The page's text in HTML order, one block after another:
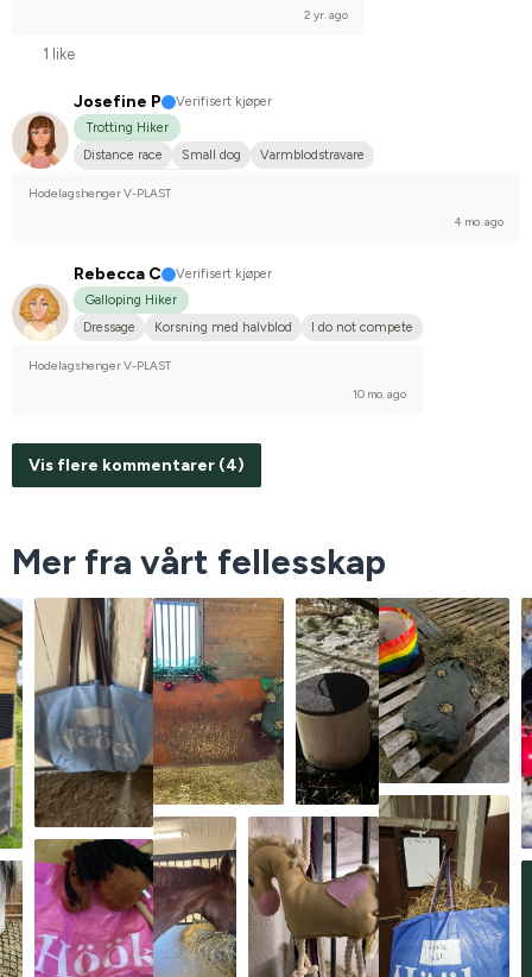
2 yr. ago
1 like
Josefine P
Verifisert kjøper
Trotting Hiker
Distance race
Small dog
Varmblodstravare
Hodelagshenger V-PLAST
4 mo. ago
Rebecca C
Verifisert kjøper
Galloping Hiker
Dressage
Korsning med halvblod I do not compete
Hodelagshenger V-PLAST
10 mo. ago
Vis flere kommentarer (4)
Mer fra vårt fellesskap